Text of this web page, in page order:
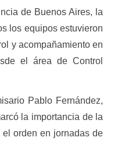
de Buenos Aires, la
los equipos estuvieron
y acompañamiento en
el área de Control
Pablo Fernández,
la importancia de la
orden en jornadas de